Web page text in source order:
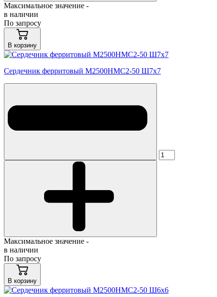
Максимальное значение -
в наличии
По запросу
В корзину
Сердечник ферритовый М2500НМС2-50 Ш7х7
Максимальное значение -
в наличии
По запросу
В корзину